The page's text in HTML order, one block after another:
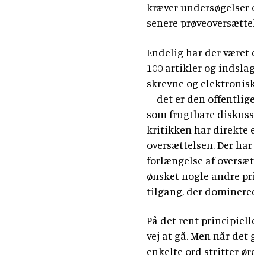
kræver undersøgelser
senere
Endelig har der været
100 artikler og
skrevne og
– det er den
som frugtbare
kritikken har direkte
oversættelsen. Der
forlængelse af
ønsket nogle andre
tilgang, der
På det rent
vej at gå. Men når
enkelte ord stritter